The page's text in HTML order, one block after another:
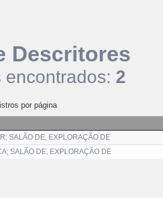
Descritores
encontrados: 2
por página
SALÃO DE, EXPLORAÇÃO DE
SALÃO DE, EXPLORAÇÃO DE